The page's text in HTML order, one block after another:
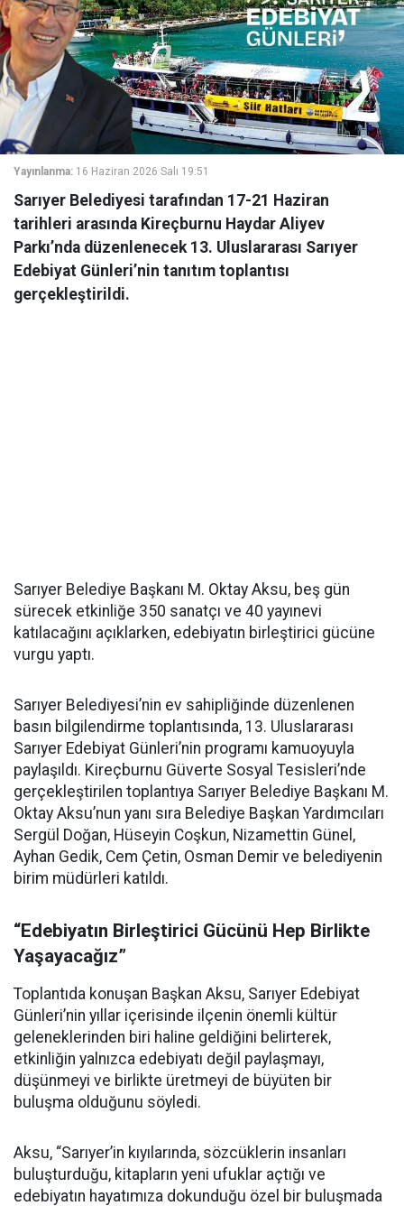
Yayınlanma: 16 Haziran 2026 Salı 19:51
Sarıyer Belediyesi tarafından 17-21 Haziran
tarihleri arasında Kireçburnu Haydar Aliyev
Parkı’nda düzenlenecek 13. Uluslararası Sarıyer
Edebiyat Günleri’nin tanıtım toplantısı
gerçekleştirildi.
Sarıyer Belediye Başkanı M. Oktay Aksu, beş gün
sürecek etkinliğe 350 sanatçı ve 40 yayınevi
katılacağını açıklarken, edebiyatın birleştirici gücüne
vurgu yaptı.
Sarıyer Belediyesi’nin ev sahipliğinde düzenlenen
basın bilgilendirme toplantısında, 13. Uluslararası
Sarıyer Edebiyat Günleri’nin programı kamuoyuyla
paylaşıldı. Kireçburnu Güverte Sosyal Tesisleri’nde
gerçekleştirilen toplantıya Sarıyer Belediye Başkanı M.
Oktay Aksu’nun yanı sıra Belediye Başkan Yardımcıları
Sergül Doğan, Hüseyin Coşkun, Nizamettin Günel,
Ayhan Gedik, Cem Çetin, Osman Demir ve belediyenin
birim müdürleri katıldı.
“Edebiyatın Birleştirici Gücünü Hep Birlikte
Yaşayacağız”
Toplantıda konuşan Başkan Aksu, Sarıyer Edebiyat
Günleri’nin yıllar içerisinde ilçenin önemli kültür
geleneklerinden biri haline geldiğini belirterek,
etkinliğin yalnızca edebiyatı değil paylaşmayı,
düşünmeyi ve birlikte üretmeyi de büyüten bir
buluşma olduğunu söyledi.
Aksu, “Sarıyer’in kıyılarında, sözcüklerin insanları
buluşturduğu, kitapların yeni ufuklar açtığı ve
edebiyatın hayatımıza dokunduğu özel bir buluşmada